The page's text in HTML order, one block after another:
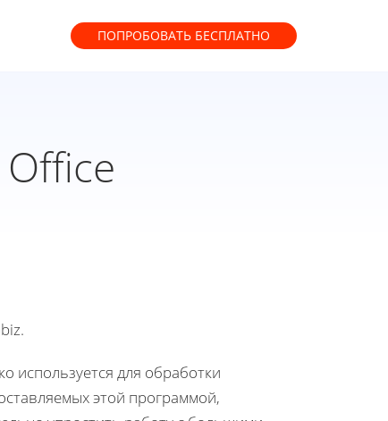
ПОПРОБОВАТЬ БЕСПЛАТНО
для обработки
этой программой,